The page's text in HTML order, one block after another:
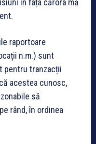
în fața cărora mă
raportoare
n.m.) sunt
pentru tranzacții
acestea cunosc,
să
rând, în ordinea